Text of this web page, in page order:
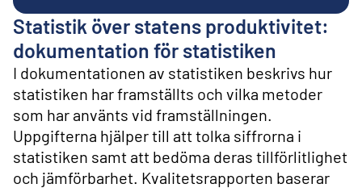
Statistik över statens produktivitet:
dokumentation för statistiken
I dokumentationen av statistiken beskrivs hur
statistiken har framställts och vilka metoder
som har använts vid framställningen.
Uppgifterna hjälper till att tolka siffrorna i
statistiken samt att bedöma deras tillförlitlighet
och jämförbarhet. Kvalitetsrapporten baserar